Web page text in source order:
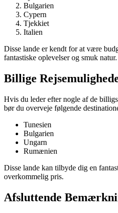
Bulgarien
Cypern
Tjekkiet
Italien
Disse lande er kendt for at være
fantastiske oplevelser og smuk natur.
Billige
Hvis du leder efter nogle af de
bør du overveje følgende
Tunesien
Bulgarien
Ungarn
Rumænien
Disse lande kan tilbyde dig en
overkommelig pris.
Afsluttende